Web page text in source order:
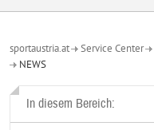
sportaustria.at Service Center
NEWS
In diesem Bereich: